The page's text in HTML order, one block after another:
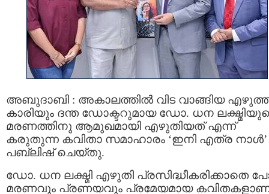
അബുദാബി : അകാലത്തിൽ വിട വാങ്ങിയ
കാരിയും ദന്ത ഡോക്ടറുമായ ഡോ. ധന
മരണത്തിനു ആമുഖമായി എഴുതിയത് എന്ന്
കരുതുന്ന കവിതാ സമാഹാരം ‘ഇനി എത്ര നാൾ’
പബ്ലിഷ് ചെയ്തു.
ഡോ. ധന ലക്ഷ്മി എഴുതി പ്രസിദ്ധീകരിക്കാതെ
മരണവും പ്രണയവും പ്രമേയമായ